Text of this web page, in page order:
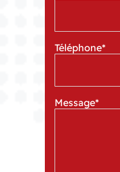
Téléphone*
Message*